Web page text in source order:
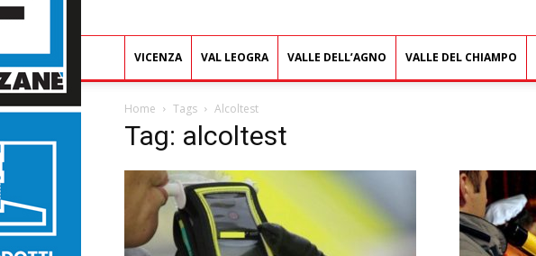
VICENZA VAL LEOGRA VALLE DELL’AGNO VALLE DEL CHIAMPO
Home Tags Alcoltest
Tag: alcoltest